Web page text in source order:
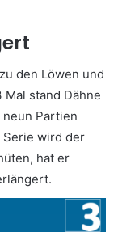
den Löwen und
stand Dähne
Partien
Serie wird der
hat er